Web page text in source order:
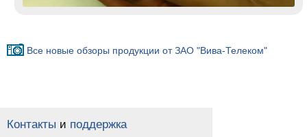
Все новые обзоры продукции от ЗАО "Вива-Телеком"
Контакты и поддержка